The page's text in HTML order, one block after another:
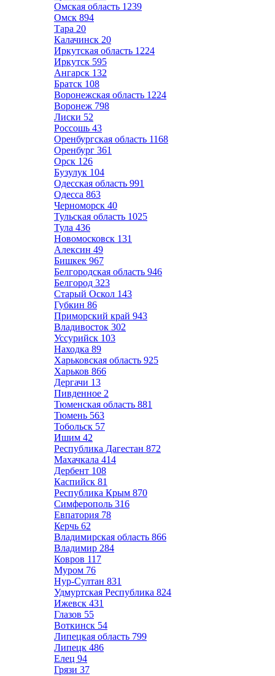
Омская область 1239
Омск 894
Тара 20
Калачинск 20
Иркутская область 1224
Иркутск 595
Ангарск 132
Братск 108
Воронежская область 1224
Воронеж 798
Лиски 52
Россошь 43
Оренбургская область 1168
Оренбург 361
Орск 126
Бузулук 104
Одесская область 991
Одесса 863
Черноморск 40
Тульская область 1025
Тула 436
Новомосковск 131
Алексин 49
Бишкек 967
Белгородская область 946
Белгород 323
Старый Оскол 143
Губкин 86
Приморский край 943
Владивосток 302
Уссурийск 103
Находка 89
Харьковская область 925
Харьков 866
Дергачи 13
Пивденное 2
Тюменская область 881
Тюмень 563
Тобольск 57
Ишим 42
Республика Дагестан 872
Махачкала 414
Дербент 108
Каспийск 81
Республика Крым 870
Симферополь 316
Евпатория 78
Керчь 62
Владимирская область 866
Владимир 284
Ковров 117
Муром 76
Нур-Султан 831
Удмуртская Республика 824
Ижевск 431
Глазов 55
Воткинск 54
Липецкая область 799
Липецк 486
Елец 94
Грязи 37